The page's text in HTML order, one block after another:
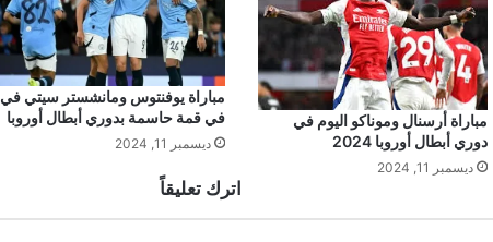
أبطال
أوروبا
مباراة أرسنال وموناكو اليوم في
دوري أبطال أوروبا 2024
ديسمبر 11, 2024
مباراة يوفنتوس ومانشستر سيتي في
في قمة حاسمة بدوري أبطال أوروبا
ديسمبر 11, 2024
اترك تعليقاً